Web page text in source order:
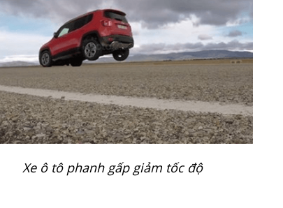
Xe ô tô phanh gấp giảm tốc độ